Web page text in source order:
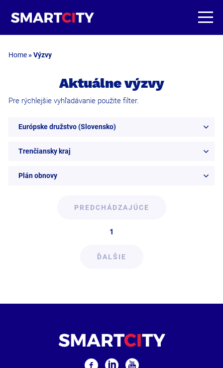
Home»Výzvy
Aktuálne výzvy
Pre rýchlejšie vyhľadávanie použite filter.
Európske družstvo (Slovensko)
Trenčiansky kraj
Plán obnovy
PREDCHÁDZAJÚCE
1
ĎALŠIE